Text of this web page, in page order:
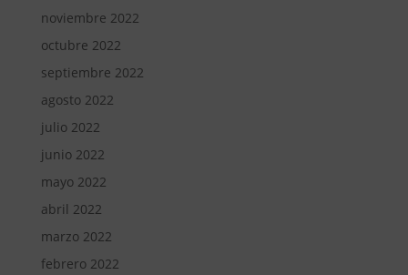
noviembre 2022
octubre 2022
septiembre 2022
agosto 2022
julio 2022
junio 2022
mayo 2022
abril 2022
marzo 2022
febrero 2022